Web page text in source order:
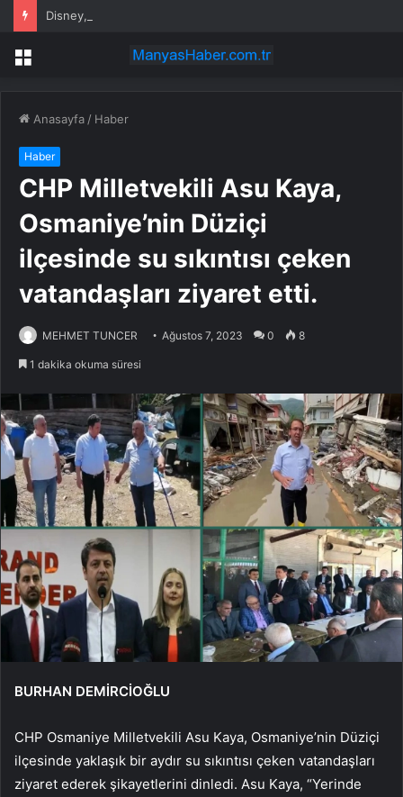
Menü
Anasayfa / Haber
Haber
CHP Milletvekili Asu Kaya,
Osmaniye’nin Düziçi
ilçesinde su sıkıntısı çeken
vatandaşları ziyaret etti.
MEHMET TUNCER Ağustos 7, 2023 0 8
1 dakika okuma süresi
BURHAN DEMİRCİOĞLU
CHP Osmaniye Milletvekili Asu Kaya, Osmaniye’nin Düziçi
ilçesinde yaklaşık bir aydır su sıkıntısı çeken vatandaşları
ziyaret ederek şikayetlerini dinledi. Asu Kaya, “Yerinde